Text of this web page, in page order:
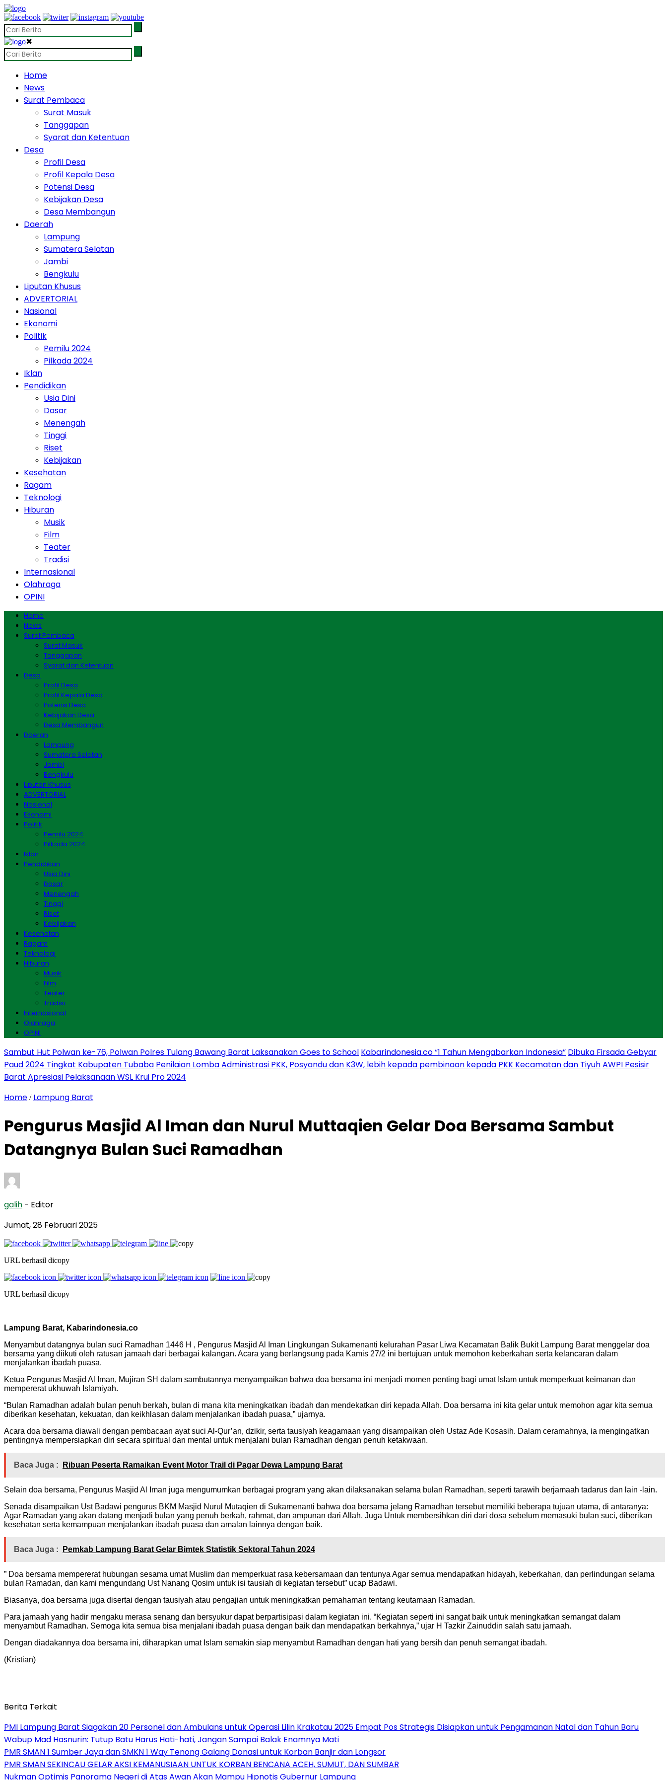
✖
Home
News
Surat Pembaca
Surat Masuk
Tanggapan
Syarat dan Ketentuan
Desa
Profil Desa
Profil Kepala Desa
Potensi Desa
Kebijakan Desa
Desa Membangun
Daerah
Lampung
Sumatera Selatan
Jambi
Bengkulu
Liputan Khusus
ADVERTORIAL
Nasional
Ekonomi
Politik
Pemilu 2024
Pilkada 2024
Iklan
Pendidikan
Usia Dini
Dasar
Menengah
Tinggi
Riset
Kebijakan
Kesehatan
Ragam
Teknologi
Hiburan
Musik
Film
Teater
Tradisi
Internasional
Olahraga
OPINI
Home
News
Surat Pembaca
Surat Masuk
Tanggapan
Syarat dan Ketentuan
Desa
Profil Desa
Profil Kepala Desa
Potensi Desa
Kebijakan Desa
Desa Membangun
Daerah
Lampung
Sumatera Selatan
Jambi
Bengkulu
Liputan Khusus
ADVERTORIAL
Nasional
Ekonomi
Politik
Pemilu 2024
Pilkada 2024
Iklan
Pendidikan
Usia Dini
Dasar
Menengah
Tinggi
Riset
Kebijakan
Kesehatan
Ragam
Teknologi
Hiburan
Musik
Film
Teater
Tradisi
Internasional
Olahraga
OPINI
Sambut Hut Polwan ke-76, Polwan Polres Tulang Bawang Barat Laksanakan Goes to School Kabarindonesia.co “1 Tahun Mengabarkan Indonesia” Dibuka Firsada Gebyar
Paud 2024 Tingkat Kabupaten Tubaba Penilaian Lomba Administrasi PKK, Posyandu dan K3W, lebih kepada pembinaan kepada PKK Kecamatan dan TiyuhAWPI Pesisir
Barat Apresiasi Pelaksanaan WSL Krui Pro 2024
Home / Lampung Barat
Pengurus Masjid Al Iman dan Nurul Muttaqien Gelar Doa Bersama Sambut
Datangnya Bulan Suci Ramadhan
galih - Editor
Jumat, 28 Februari 2025
URL berhasil dicopy
URL berhasil dicopy
Lampung Barat, Kabarindonesia.co
Menyambut datangnya bulan suci Ramadhan 1446 H , Pengurus Masjid Al Iman Lingkungan Sukamenanti kelurahan Pasar Liwa Kecamatan Balik Bukit Lampung Barat menggelar doa
bersama yang diikuti oleh ratusan jamaah dari berbagai kalangan. Acara yang berlangsung pada Kamis 27/2 ini bertujuan untuk memohon keberkahan serta kelancaran dalam
menjalankan ibadah puasa.
Ketua Pengurus Masjid Al Iman, Mujiran SH dalam sambutannya menyampaikan bahwa doa bersama ini menjadi momen penting bagi umat Islam untuk memperkuat keimanan dan
mempererat ukhuwah Islamiyah.
“Bulan Ramadhan adalah bulan penuh berkah, bulan di mana kita meningkatkan ibadah dan mendekatkan diri kepada Allah. Doa bersama ini kita gelar untuk memohon agar kita semua
diberikan kesehatan, kekuatan, dan keikhlasan dalam menjalankan ibadah puasa,” ujarnya.
Acara doa bersama diawali dengan pembacaan ayat suci Al-Qur’an, dzikir, serta tausiyah keagamaan yang disampaikan oleh Ustaz Ade Kosasih. Dalam ceramahnya, ia mengingatkan
pentingnya mempersiapkan diri secara spiritual dan mental untuk menjalani bulan Ramadhan dengan penuh ketakwaan.
Baca Juga : Ribuan Peserta Ramaikan Event Motor Trail di Pagar Dewa Lampung Barat
Selain doa bersama, Pengurus Masjid Al Iman juga mengumumkan berbagai program yang akan dilaksanakan selama bulan Ramadhan, seperti tarawih berjamaah tadarus dan lain -lain.
Senada disampaikan Ust Badawi pengurus BKM Masjid Nurul Mutaqien di Sukamenanti bahwa doa bersama jelang Ramadhan tersebut memiliki beberapa tujuan utama, di antaranya:
Agar Ramadan yang akan datang menjadi bulan yang penuh berkah, rahmat, dan ampunan dari Allah. Juga Untuk membersihkan diri dari dosa sebelum memasuki bulan suci, diberikan
kesehatan serta kemampuan menjalankan ibadah puasa dan amalan lainnya dengan baik.
Baca Juga : Pemkab Lampung Barat Gelar Bimtek Statistik Sektoral Tahun 2024
” Doa bersama mempererat hubungan sesama umat Muslim dan memperkuat rasa kebersamaan dan tentunya Agar semua mendapatkan hidayah, keberkahan, dan perlindungan selama
bulan Ramadan, dan kami mengundang Ust Nanang Qosim untuk isi tausiah di kegiatan tersebut” ucap Badawi.
Biasanya, doa bersama juga disertai dengan tausiyah atau pengajian untuk meningkatkan pemahaman tentang keutamaan Ramadan.
Para jamaah yang hadir mengaku merasa senang dan bersyukur dapat berpartisipasi dalam kegiatan ini. “Kegiatan seperti ini sangat baik untuk meningkatkan semangat dalam
menyambut Ramadhan. Semoga kita semua bisa menjalani ibadah puasa dengan baik dan mendapatkan berkahnya,” ujar H Tazkir Zainuddin salah satu jamaah.
Dengan diadakannya doa bersama ini, diharapkan umat Islam semakin siap menyambut Ramadhan dengan hati yang bersih dan penuh semangat ibadah.
(Kristian)
Berita Terkait
PMI Lampung Barat Siagakan 20 Personel dan Ambulans untuk Operasi Lilin Krakatau 2025 Empat Pos Strategis Disiapkan untuk Pengamanan Natal dan Tahun Baru
Wabup Mad Hasnurin: Tutup Batu Harus Hati-hati, Jangan Sampai Balak Enamnya Mati
PMR SMAN 1 Sumber Jaya dan SMKN 1 Way Tenong Galang Donasi untuk Korban Banjir dan Longsor
PMR SMAN SEKINCAU GELAR AKSI KEMANUSIAAN UNTUK KORBAN BENCANA ACEH, SUMUT, DAN SUMBAR
Nukman Optimis Panorama Negeri di Atas Awan Akan Mampu Hipnotis Gubernur Lampung